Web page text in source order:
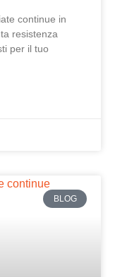
continue in
resistenza
per il tuo
BLOG